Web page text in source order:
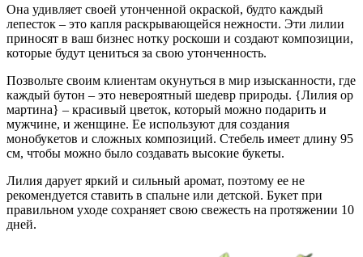
Она удивляет своей утонченной окраской, будто каждый
лепесток – это капля раскрывающейся нежности. Эти лилии
приносят в ваш бизнес нотку роскоши и создают композиции,
которые будут цениться за свою утонченность.
Позвольте своим клиентам окунуться в мир изысканности, где
каждый бутон – это невероятный шедевр природы. {Лилия ор
мартина} – красивый цветок, который можно подарить и
мужчине, и женщине. Ее используют для создания
монобукетов и сложных композиций. Стебель имеет длину 95
см, чтобы можно было создавать высокие букеты.
Лилия дарует яркий и сильный аромат, поэтому ее не
рекомендуется ставить в спальне или детской. Букет при
правильном уходе сохраняет свою свежесть на протяжении 10
дней.